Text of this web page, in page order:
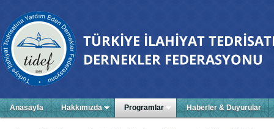
Anasayfa Hakkımızda Programlar Haberler & Duyurular